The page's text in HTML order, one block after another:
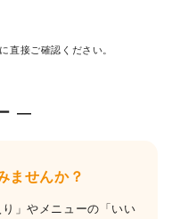
直接ご確認ください。
ませんか？
」やメニューの「いい